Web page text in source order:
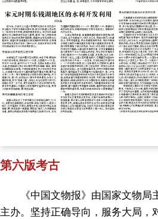
第六版考古
《中国文物报》由国家文物局
主办。坚持正确导向，服务大局，